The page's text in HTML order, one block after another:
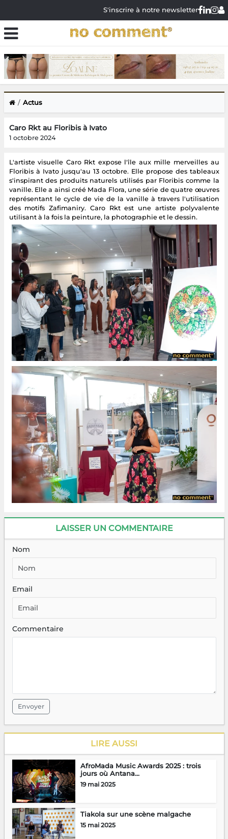
S'inscrire à notre newsletter
Actus
Caro Rkt au Floribis à Ivato
1 octobre 2024
L'artiste visuelle Caro Rkt expose l'île aux mille merveilles au
Floribis à Ivato jusqu'au 13 octobre. Elle propose des tableaux
s'inspirant des produits naturels utilisés par Floribis comme la
vanille. Elle a ainsi créé Mada Flora, une série de quatre œuvres
représentant le cycle de vie de la vanille à travers l'utilisation
des motifs Zafimaniry. Caro Rkt est une artiste polyvalente
utilisant à la fois la peinture, la photographie et le dessin.
LAISSER UN COMMENTAIRE
Nom
Email
Commentaire
Envoyer
LIRE AUSSI
AfroMada Music Awards 2025 : trois
jours où Antana...
19 mai 2025
Tiakola sur une scène malgache
15 mai 2025